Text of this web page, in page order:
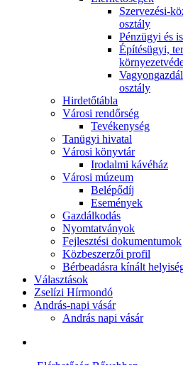
Szervezési-
osztály
Pénzügyi és
Építésügyi,
osztály
Hirdetőtábla
Városi rendőrség
Tevékenység
Tanügyi hivatal
Városi könyvtár
Irodalmi kávéház
Városi múzeum
Belépődíj
Események
Gazdálkodás
Nyomtatványok
Fejlesztési dokumentumok
Közbeszerzői profil
Bérbeadásra kínált
Választások
Zselízi Hírmondó
András-napi vásár
András napi vásár